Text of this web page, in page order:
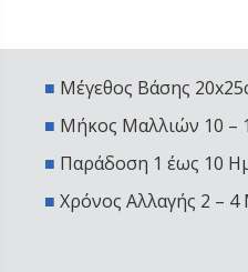
■ Μέγεθος Βάσης
■ Μήκος Μαλλιών 10 –
■ Παράδοση 1 έως 10
■ Χρόνος Αλλαγής 2 – 4